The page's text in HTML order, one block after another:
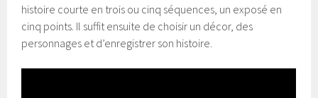
histoire courte en trois ou cinq séquences, un exposé en
cinq points. Il suffit ensuite de choisir un décor, des
personnages et d’enregistrer son histoire.